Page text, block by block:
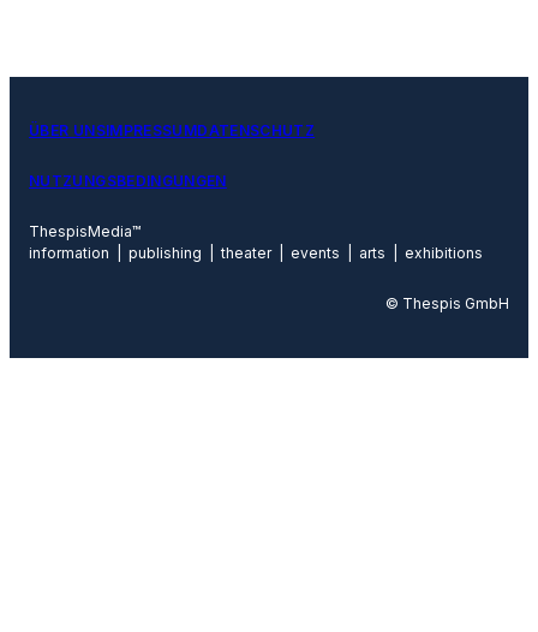
ÜBER UNSIMPRESSUMDATENSCHUTZ
NUTZUNGSBEDINGUNGEN
ThespisMedia™
information | publishing | theater | events | arts | exhibitions
© Thespis GmbH